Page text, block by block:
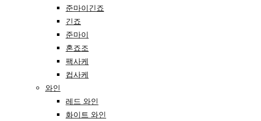
준마이긴죠
긴죠
준마이
혼죠조
팩사케
컵사케
와인
레드 와인
화이트 와인